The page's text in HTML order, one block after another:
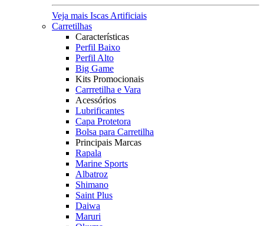
Veja mais Iscas Artificiais
Carretilhas
Características
Perfil Baixo
Perfil Alto
Big Game
Kits Promocionais
Carrretilha e Vara
Acessórios
Lubrificantes
Capa Protetora
Bolsa para Carretilha
Principais Marcas
Rapala
Marine Sports
Albatroz
Shimano
Saint Plus
Daiwa
Maruri